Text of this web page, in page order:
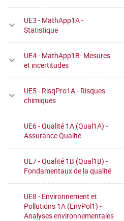
UE3 - MathApp1A -
Statistique
UE4 - MathApp1B- Mesures
et incertitudes
UE5 - RisqPro1A - Risques
chimiques
UE6 - Qualité 1A (Qual1A) -
Assurance Qualité
UE7 - Qualité 1B (Qual1B) -
Fondamentaux de la qualité
UE8 - Environnement et
Pollutions 1A (EnvPol1) -
Analyses environnementales